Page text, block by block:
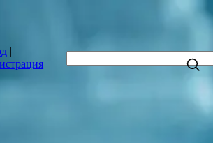
|